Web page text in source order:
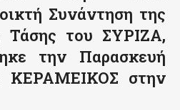
Συνάντηση της
Τάσης του ΣΥΡΙΖΑ,
την Παρασκευή
ΚΕΡΑΜΕΙΚΟΣ στην